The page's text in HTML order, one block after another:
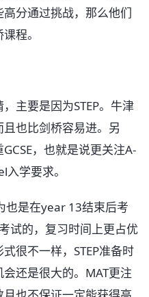
分通过挑战，那么他们
程。
主要是因为STEP。牛津
也比剑桥容易进。另
，也就是说更关注A-
学要求。
也是在year 13结束后考
试的，复习时间上更占优
很不一样，STEP准备时
还是很大的。MAT更注